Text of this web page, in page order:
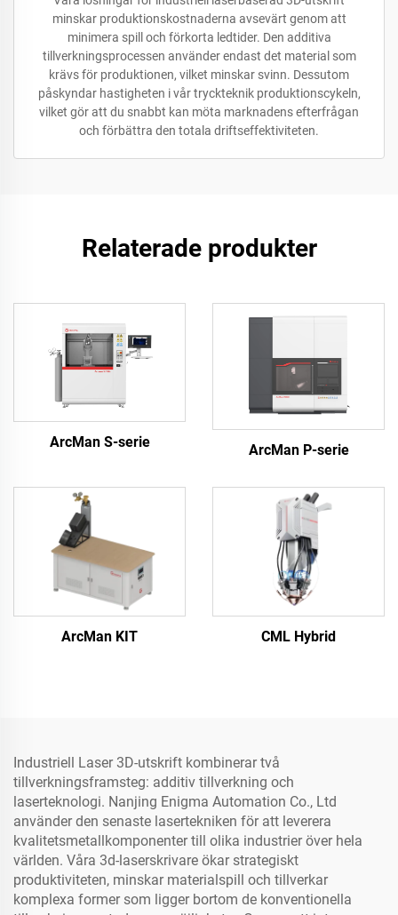
minskar produktionskostnaderna avsevärt genom att
minimera spill och förkorta ledtider. Den additiva
tillverkningsprocessen använder endast det material som
krävs för produktionen, vilket minskar svinn. Dessutom
påskyndar hastigheten i vår tryckteknik produktionscykeln,
vilket gör att du snabbt kan möta marknadens efterfrågan
och förbättra den totala driftseffektiviteten.
Relaterade produkter
ArcMan S-serie ArcMan P-serie
ArcMan KIT CML Hybrid
Industriell Laser 3D-utskrift kombinerar två
tillverkningsframsteg: additiv tillverkning och
laserteknologi. Nanjing Enigma Automation Co., Ltd
använder den senaste lasertekniken för att leverera
kvalitetsmetallkomponenter till olika industrier över hela
världen. Våra 3d-laserskrivare ökar strategiskt
produktiviteten, minskar materialspill och tillverkar
komplexa former som ligger bortom de konventionella